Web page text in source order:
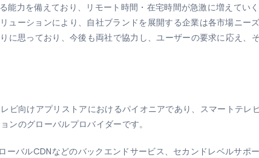
力を備えており、リモート時間・在宅時間が急激に増えてい
ューションにより、自社ブランドを展開する企業は各市場ニー
思っており、今後も両社で協力し、ユーザーの要求に応え、
向けアプリストアにおけるパイオニアであり、スマートテレ
のグローバルプロバイダーです。
バルCDNなどのバックエンドサービス、セカンドレベルサポー